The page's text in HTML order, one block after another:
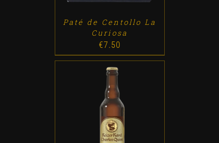
Paté de Centollo La
Curiosa
€7.50
ADD TO CART /